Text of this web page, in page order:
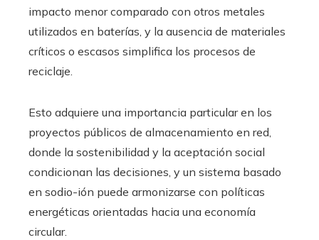
impacto menor comparado con otros metales
utilizados en baterías, y la ausencia de materiales
críticos o escasos simplifica los procesos de
reciclaje.
Esto adquiere una importancia particular en los
proyectos públicos de almacenamiento en red,
donde la sostenibilidad y la aceptación social
condicionan las decisiones, y un sistema basado
en sodio-ión puede armonizarse con políticas
energéticas orientadas hacia una economía
circular.